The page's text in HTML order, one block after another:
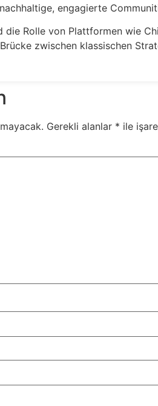
engagierte
die Rolle von Plattformen wie
zwischen klassischen
Gerekli alanlar * ile